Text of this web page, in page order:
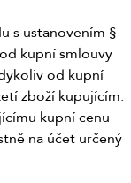
s ustanovením §
kupní smlouvy
od kupní
zboží kupujícím.
kupní cenu
na účet určený